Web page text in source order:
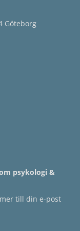
Göteborg
psykologi &
till din e-post